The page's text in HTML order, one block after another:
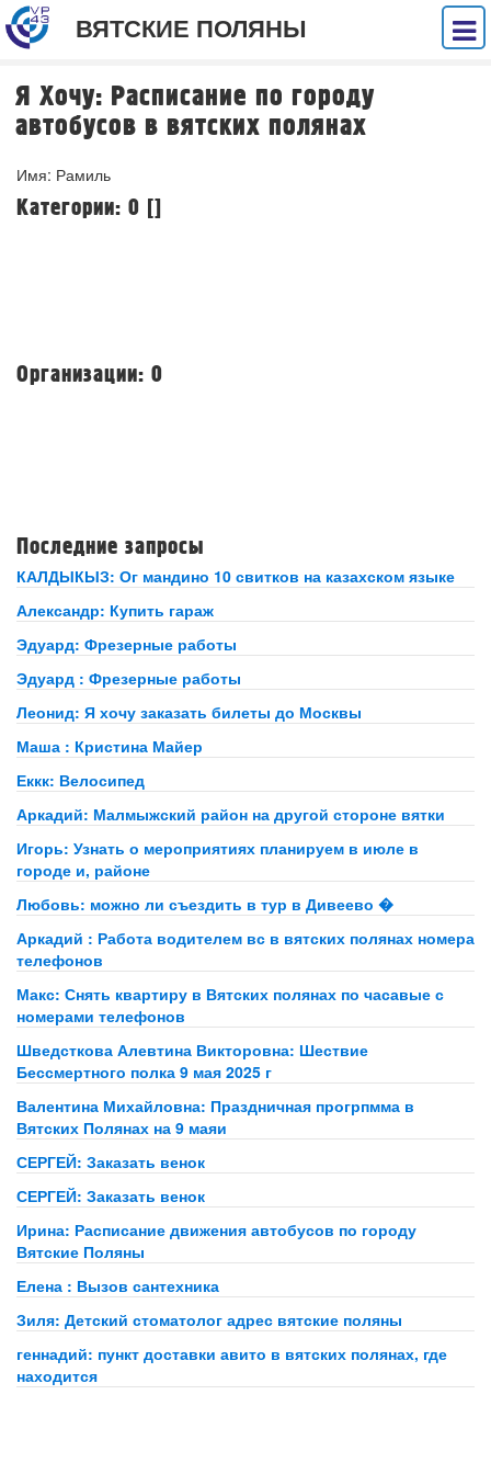
ВЯТСКИЕ ПОЛЯНЫ
Я Хочу: Расписание по городу
автобусов в вятских полянах
Имя: Рамиль
Категории: 0 []
Организации: 0
Последние запросы
КАЛДЫКЫЗ: Ог мандино 10 свитков на казахском языке
Александр: Купить гараж
Эдуард: Фрезерные работы
Эдуард : Фрезерные работы
Леонид: Я хочу заказать билеты до Москвы
Маша : Кристина Майер
Еккк: Велосипед
Аркадий: Малмыжский район на другой стороне вятки
Игорь: Узнать о мероприятиях планируем в июле в
городе и, районе
Любовь: можно ли съездить в тур в Дивеево �
Аркадий : Работа водителем вс в вятских полянах номера
телефонов
Макс: Снять квартиру в Вятских полянах по часавые с
номерами телефонов
Шведсткова Алевтина Викторовна: Шествие
Бессмертного полка 9 мая 2025 г
Валентина Михайловна: Праздничная прогрпмма в
Вятских Полянах на 9 маяи
СЕРГЕЙ: Заказать венок
СЕРГЕЙ: Заказать венок
Ирина: Расписание движения автобусов по городу
Вятские Поляны
Елена : Вызов сантехника
Зиля: Детский стоматолог адрес вятские поляны
геннадий: пункт доставки авито в вятских полянах, где
находится